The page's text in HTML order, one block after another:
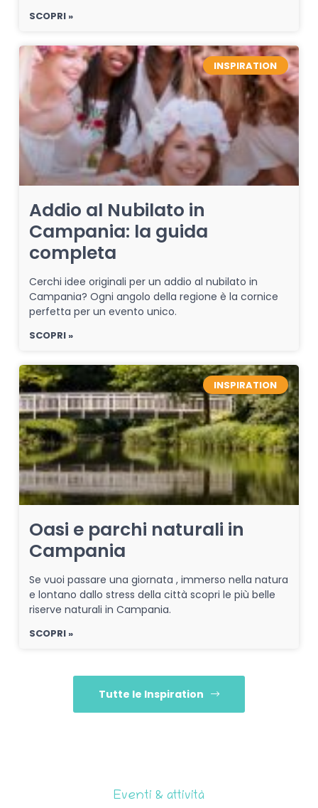
SCOPRI »
INSPIRATION
Addio al Nubilato in
Campania: la guida
completa
Cerchi idee originali per un addio al nubilato in
Campania? Ogni angolo della regione è la cornice
perfetta per un evento unico.
SCOPRI »
INSPIRATION
Oasi e parchi naturali in
Campania
Se vuoi passare una giornata , immerso nella natura
e lontano dallo stress della città scopri le più belle
riserve naturali in Campania.
SCOPRI »
Tutte le Inspiration
Eventi & attività